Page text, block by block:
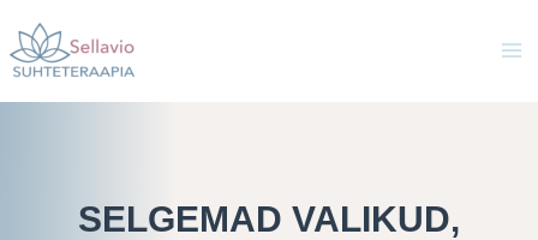
content
SELGEMAD VALIKUD,